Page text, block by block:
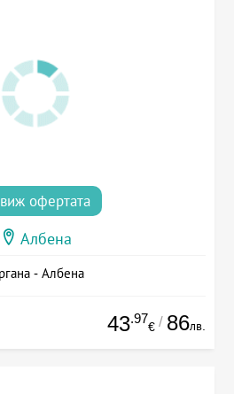
виж офертата
Албена
- Албена
43.97
€ / 86лв.